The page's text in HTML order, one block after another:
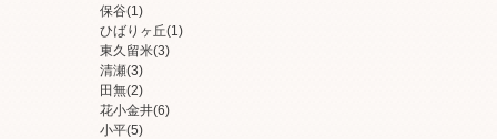
保谷(1)
ひばりヶ丘(1)
東久留米(3)
清瀬(3)
田無(2)
花小金井(6)
小平(5)